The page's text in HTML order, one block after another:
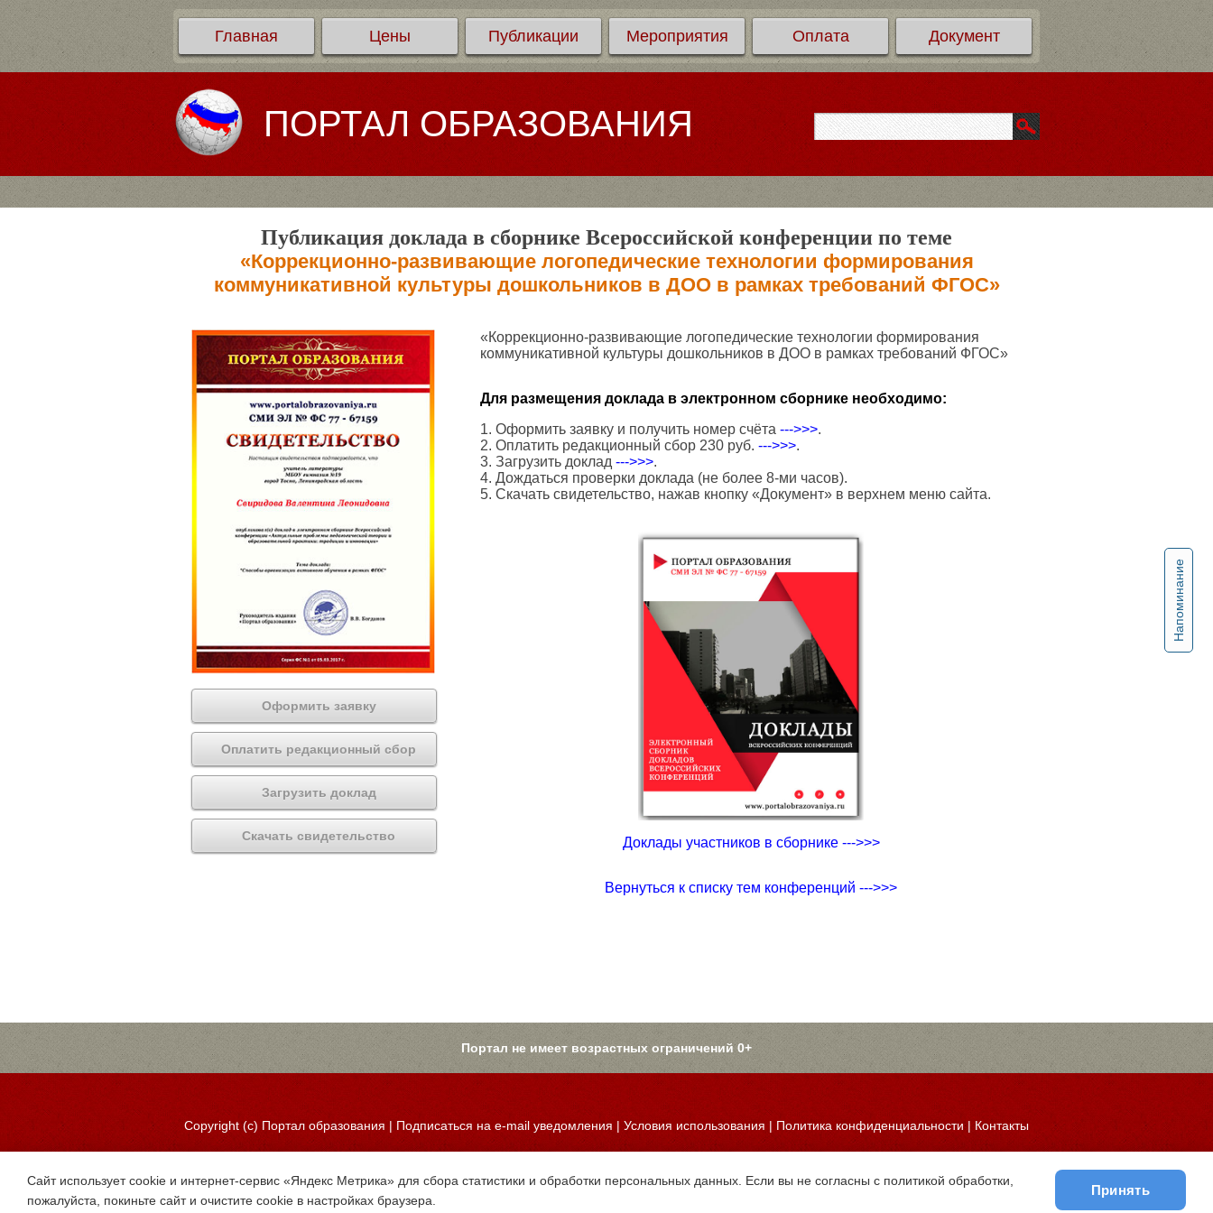
Главная Цены Публикации Мероприятия Оплата Документ
ПОРТАЛ ОБРАЗОВАНИЯ
Напоминание
Публикация доклада в сборнике Всероссийской конференции по теме
«Коррекционно-развивающие логопедические технологии формирования
коммуникативной культуры дошкольников в ДОО в рамках требований ФГОС»
Оформить заявку
Оплатить редакционный сбор
Загрузить доклад
Скачать свидетельство
«Коррекционно-развивающие логопедические технологии формирования
коммуникативной культуры дошкольников в ДОО в рамках требований ФГОС»
Для размещения доклада в электронном сборнике необходимо:
1. Оформить заявку и получить номер счёта --->>>.
2. Оплатить редакционный сбор 230 руб. --->>>.
3. Загрузить доклад --->>>.
4. Дождаться проверки доклада (не более 8-ми часов).
5. Скачать свидетельство, нажав кнопку «Документ» в верхнем меню сайта.
Доклады участников в сборнике --->>>
Вернуться к списку тем конференций --->>>
Портал не имеет возрастных ограничений 0+
Copyright (c) Портал образования | Подписаться на e-mail уведомления |Условия использования | Политика конфиденциальности| Контакты
Сайт использует cookie и интернет-сервис «Яндекс Метрика» для сбора статистики и обработки персональных данных. Если вы не согласны с политикой обработки,
пожалуйста, покиньте сайт и очистите cookie в настройках браузера.
Принять